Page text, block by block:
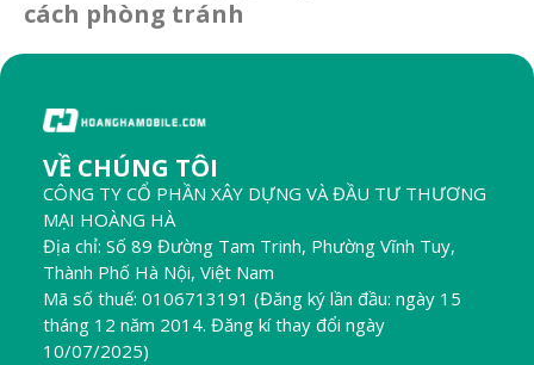
cách phòng tránh
VỀ CHÚNG TÔI
CÔNG TY CỔ PHẦN XÂY DỰNG VÀ ĐẦU TƯ THƯƠNG
MẠI HOÀNG HÀ
Địa chỉ: Số 89 Đường Tam Trinh, Phường Vĩnh Tuy,
Thành Phố Hà Nội, Việt Nam
Mã số thuế: 0106713191 (Đăng ký lần đầu: ngày 15
tháng 12 năm 2014. Đăng kí thay đổi ngày
10/07/2025)